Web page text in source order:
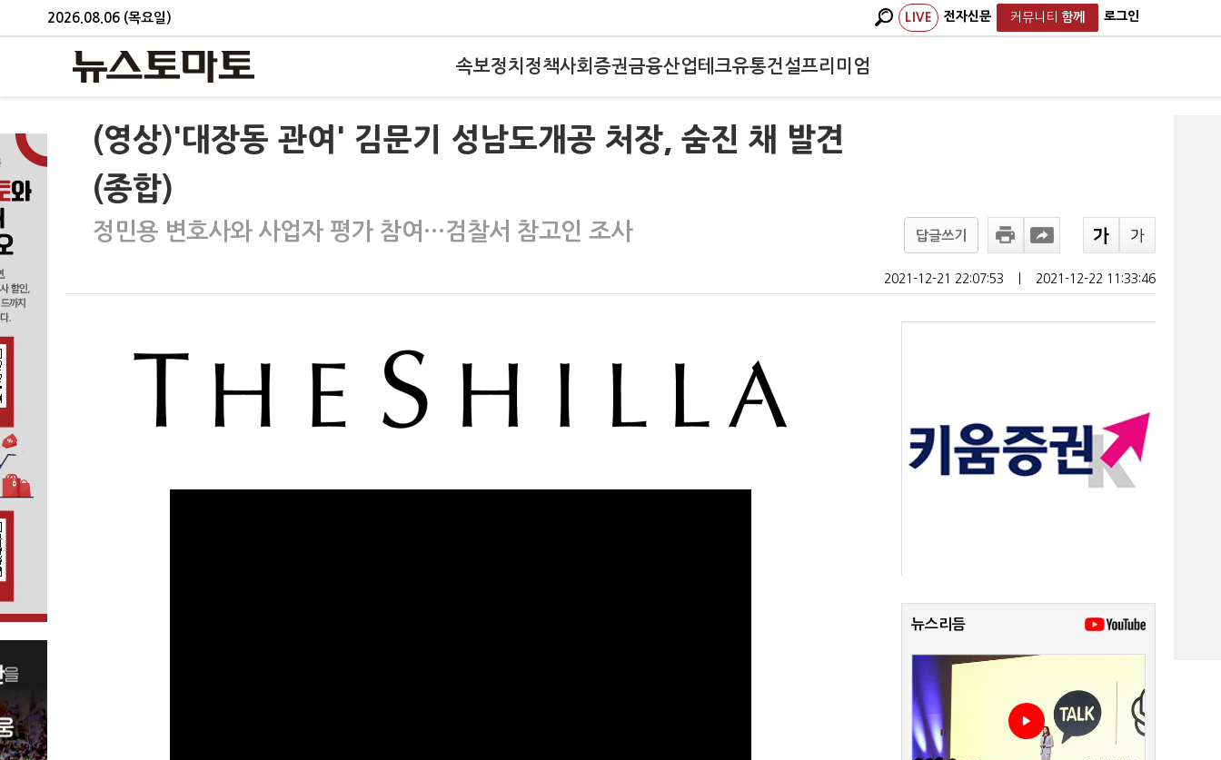
2026.08.06 (목요일) LIVE 전자신문 커뮤니티 함께 로그인
속보정치 정책사회 증권금융산업테크유통건설프리미엄
(영상)'대장동 관여' 김문기 성남도개공 처장, 숨진 채 발견
(종합)
정민용 변호사와 사업자 평가 참여…검찰서 참고인 조사 답글쓰기
2021-12-21 22:07:53 2021-12-22 11:33:46
뉴스리듬